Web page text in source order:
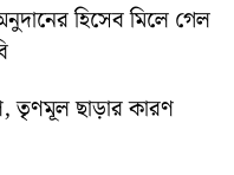
হিসেব মিলে গেল
তৃণমূল ছাড়ার কারণ